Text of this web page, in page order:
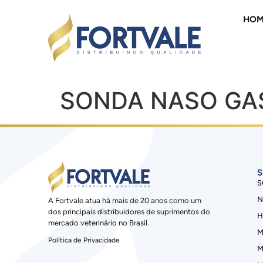
SONDA NASO
A Fortvale atua há mais de 20 anos como um
dos principais distribuidores de suprimentos do
mercado veterinário no Brasil.
Política de Privacidade